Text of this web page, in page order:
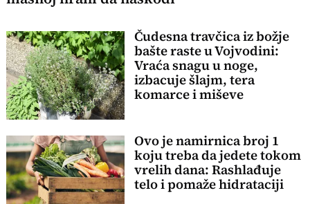
Čudesna travčica iz božje
bašte raste u Vojvodini:
Vraća snagu u noge,
izbacuje šlajm, tera
komarce i miševe
Ovo je namirnica broj 1
koju treba da jedete tokom
vrelih dana: Rashlađuje
telo i pomaže hidrataciji